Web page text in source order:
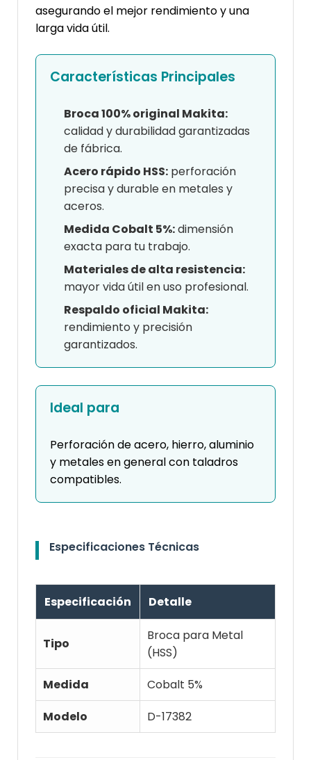
asegurando el mejor rendimiento y una
larga vida útil.
Características Principales
Broca 100% original Makita:
calidad y durabilidad garantizadas
de fábrica.
Acero rápido HSS: perforación
precisa y durable en metales y
aceros.
Medida Cobalt 5%:dimensión
exacta para tu trabajo.
Materiales de alta resistencia:
mayor vida útil en uso profesional.
Respaldo oficial Makita:
rendimiento y precisión
garantizados.
Ideal para
Perforación de acero, hierro, aluminio
y metales en general con taladros
compatibles.
Especificaciones Técnicas
Especificación Detalle
Tipo
Broca para Metal
(HSS)
Medida
Cobalt 5%
Modelo
D-17382